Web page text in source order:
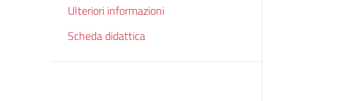
Ulteriori informazioni
Scheda didattica